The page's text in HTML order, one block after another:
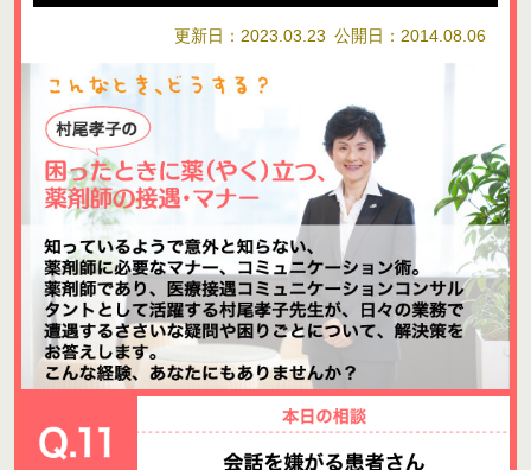
更新日：2023.03.23 公開日：2014.08.06